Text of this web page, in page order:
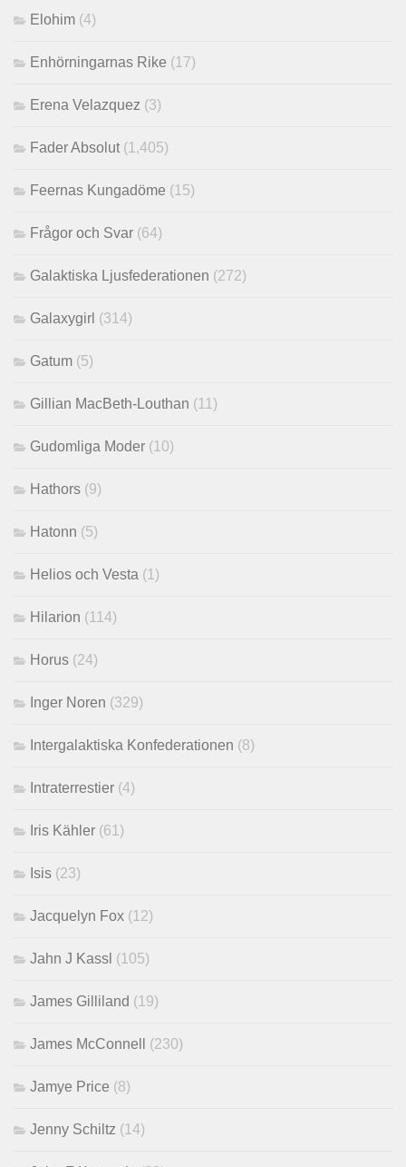
Elohim (4)
Enhörningarnas Rike (17)
Erena Velazquez (3)
Fader Absolut(1,405)
Feernas Kungadöme (15)
Frågor och Svar (64)
Galaktiska Ljusfederationen (272)
Galaxygirl (314)
Gatum (5)
Gillian MacBeth-Louthan (11)
Gudomliga Moder (10)
Hathors (9)
Hatonn (5)
Helios och Vesta (1)
Hilarion (114)
Horus (24)
Inger Noren (329)
Intergalaktiska Konfederationen (8)
Intraterrestier (4)
Iris Kähler (61)
Isis (23)
Jacquelyn Fox (12)
Jahn J Kassl (105)
James Gilliland (19)
James McConnell (230)
Jamye Price (8)
Jenny Schiltz (14)